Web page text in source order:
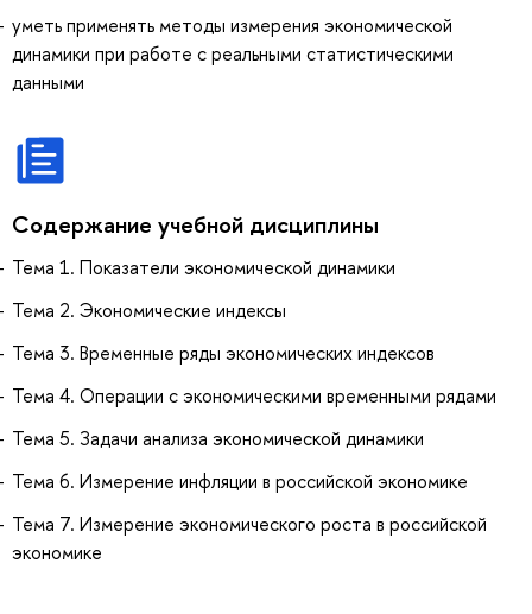
уметь применять методы измерения экономической
динамики при работе с реальными статистическими
данными
Содержание учебной дисциплины
Тема 1. Показатели экономической динамики
Тема 2. Экономические индексы
Тема 3. Временные ряды экономических индексов
Тема 4. Операции с экономическими временными рядами
Тема 5. Задачи анализа экономической динамики
Тема 6. Измерение инфляции в российской экономике
Тема 7. Измерение экономического роста в российской
экономике